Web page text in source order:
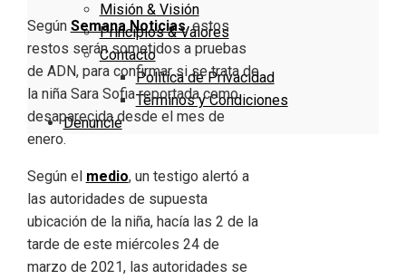
Misión & Visión
Principios & Valores
Contacto
Política de Privacidad
Términos y Condiciones
Denuncie
Según Semana Noticias, estos
restos serán sometidos a pruebas
de ADN, para confirmar si se trata de
la niña Sara Sofia reportada como
desaparecida desde el mes de
enero.
Según el medio, un testigo alertó a
las autoridades de supuesta
ubicación de la niña, hacía las 2 de la
tarde de este miércoles 24 de
marzo de 2021, las autoridades se